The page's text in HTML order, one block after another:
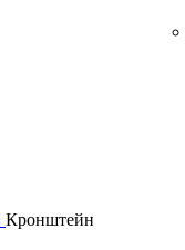
Кронштейн